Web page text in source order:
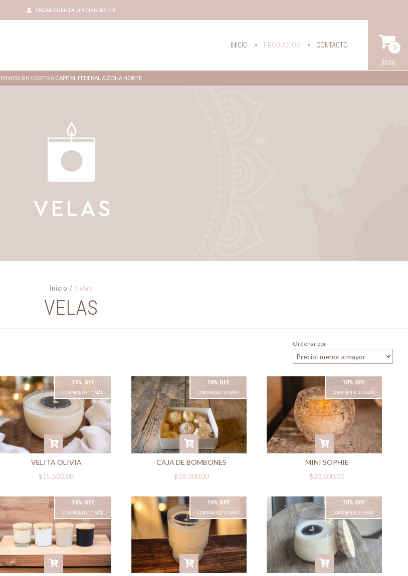
CREAR CUENTA INICIAR SESIÓN
INICIO PRODUCTOS CONTACTO 0
$0,00
ENVIOS SIN COSTO A CAPITAL FEDERAL & ZONA NORTE
Inicio / Velas
VELAS
Ordenar por
10% OFF
COMPRANDO 1 O MÁS
VELITA OLIVIA
$15.500,00
10% OFF
COMPRANDO 1 O MÁS
CAJA DE BOMBONES
$18.000,00
10% OFF
COMPRANDO 1 O MÁS
MINI SOPHIE
$20.500,00
10% OFF
COMPRANDO 1 O MÁS
10% OFF
COMPRANDO 1 O MÁS
10% OFF
COMPRANDO 1 O MÁS